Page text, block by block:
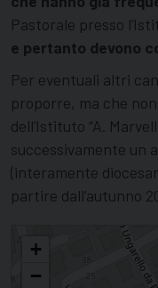
Pastorale presso
e pertanto devono
Per eventuali altri
proporre, ma che
dell’Istituto “A.
successivamente un
(interamente
partire dall’autunno
Prende il via il secondo
Accolito e di Lettore
+
−